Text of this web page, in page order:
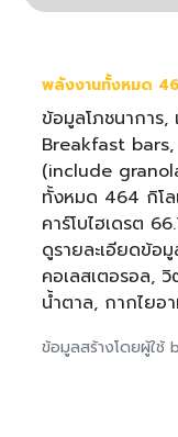
พลังงานทั้งหมด
ข้อมูลโภชนาการ,
Breakfast
(include
ทั้งหมด 464 กิโ
คาร์โบไฮเดรต
ดูรายละเอียดข้อ
คอเลสเตอรอล,
น้ำตาล, กากไยอ
ข้อมูลสร้างโดยผู้ใช้